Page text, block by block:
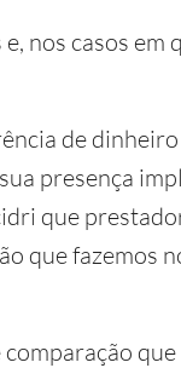
nos casos
de
presença
que
que fazemos